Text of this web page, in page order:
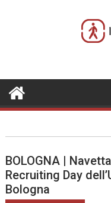
BOLOGNA |
Recruiting Day
Bologna